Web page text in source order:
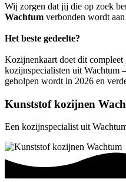
Wij zorgen dat jij die op zoek
Wachtum verbonden wordt
Het beste gedeelte?
Kozijnenkaart doet dit
kozijnspecialisten uit Wachtum –
geholpen wordt in 2026 en
Kunststof kozijnen
Een kozijnspecialist uit